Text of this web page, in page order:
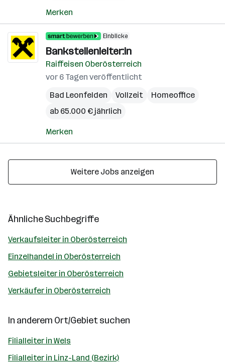
Merken
Einblicke
Bankstellenleiter:in
Raiffeisen Oberösterreich
vor 6 Tagen veröffentlicht
Bad Leonfelden
Vollzeit
Homeoffice
ab 65.000 € jährlich
Merken
Weitere Jobs anzeigen
Ähnliche Suchbegriffe
Verkaufsleiter in Oberösterreich
Einzelhandel in Oberösterreich
Gebietsleiter in Oberösterreich
Verkäufer in Oberösterreich
In anderem Ort/Gebiet suchen
Filialleiter in Wels
Filialleiter in Linz-Land (Bezirk)